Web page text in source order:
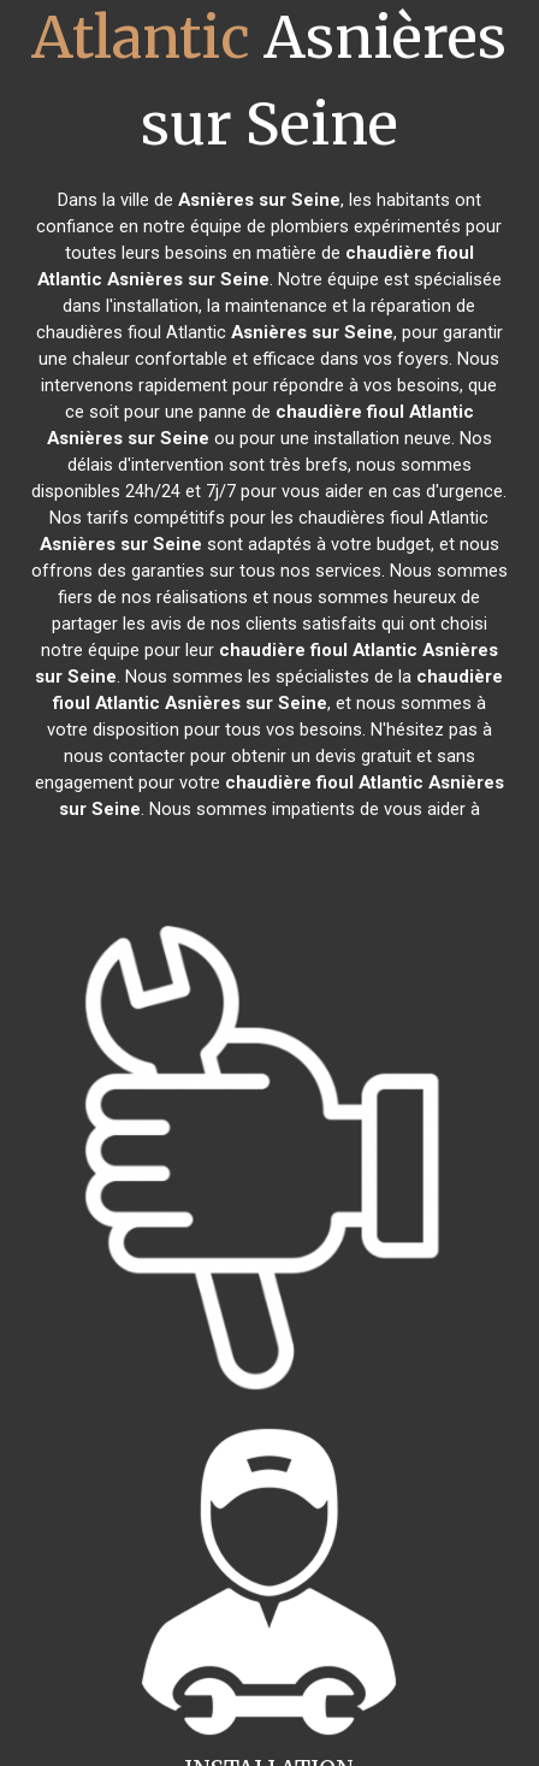
Atlantic Asnières
sur Seine
Dans la ville de Asnières sur Seine, les habitants ont
confiance en notre équipe de plombiers expérimentés pour
toutes leurs besoins en matière de chaudière fioul
Atlantic Asnières sur Seine. Notre équipe est spécialisée
dans l'installation, la maintenance et la réparation de
chaudières fioul Atlantic Asnières sur Seine, pour garantir
une chaleur confortable et efficace dans vos foyers. Nous
intervenons rapidement pour répondre à vos besoins, que
ce soit pour une panne de chaudière fioul Atlantic
Asnières sur Seine ou pour une installation neuve. Nos
délais d'intervention sont très brefs, nous sommes
disponibles 24h/24 et 7j/7 pour vous aider en cas d'urgence.
Nos tarifs compétitifs pour les chaudières fioul Atlantic
Asnières sur Seine sont adaptés à votre budget, et nous
offrons des garanties sur tous nos services. Nous sommes
fiers de nos réalisations et nous sommes heureux de
partager les avis de nos clients satisfaits qui ont choisi
notre équipe pour leur chaudière fioul Atlantic Asnières
sur Seine. Nous sommes les spécialistes de la chaudière
fioul Atlantic Asnières sur Seine, et nous sommes à
votre disposition pour tous vos besoins. N'hésitez pas à
nous contacter pour obtenir un devis gratuit et sans
engagement pour votre chaudière fioul Atlantic Asnières
sur Seine. Nous sommes impatients de vous aider à